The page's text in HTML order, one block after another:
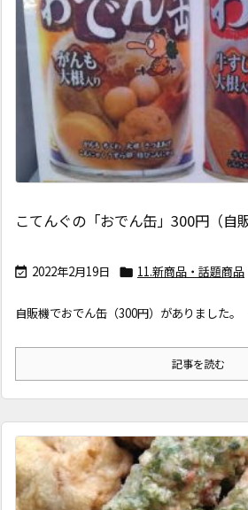
こてんぐの「おでん缶」300円（自販
 2022年2月19日  11.新商品・話題商品
自販機でおでん缶（300円）がありました
記事を読む